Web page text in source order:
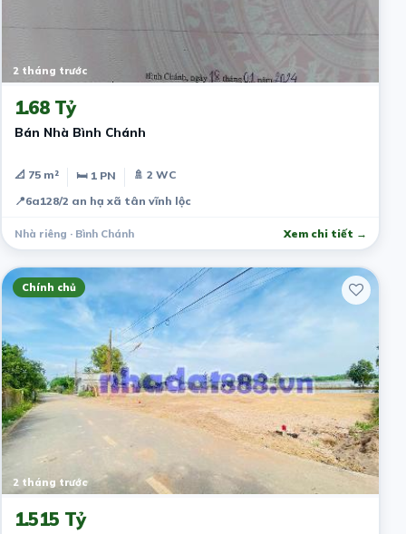
2 tháng trước
1.68 Tỷ
Bán Nhà Bình Chánh
📐 75 m² 🛏 1 PN
🚿 2 WC
📍6a128/2 an hạ xã tân vĩnh lộc
Nhà riêng · Bình Chánh Xem chi tiết →
Chính chủ
2 tháng trước
1.515 Tỷ